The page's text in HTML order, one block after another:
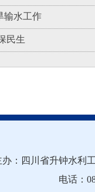
输水工作
民生
办：四川省升钟水
电话：